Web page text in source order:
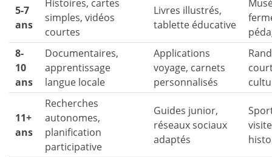
5-7
ans
Histoires, cartes
simples, vidéos
courtes
Livres illustrés,
tablette éducative
8-
10
ans
Documentaires,
apprentissage
langue locale
Applications
voyage, carnets
personnalisés
11+
ans
Recherches
autonomes,
planification
participative
Guides junior,
réseaux sociaux
adaptés